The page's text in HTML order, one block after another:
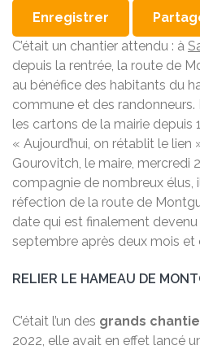
Enregistrer
C’était un chantier attendu : à
depuis la rentrée, la route de
au bénéfice des habitants du
commune et des
les cartons de la mairie depuis
« Aujourd’hui, on rétablit le lien
Gourovitch, le maire, mercredi
compagnie de nombreux élus,
réfection de la route de
date qui est finalement
septembre après deux mois et
RELIER LE HAMEAU DE
C’était l’un des grands
2022, elle avait en effet lancé